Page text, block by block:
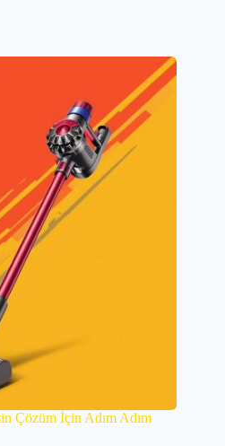
Çözüm İçin Adım Adım